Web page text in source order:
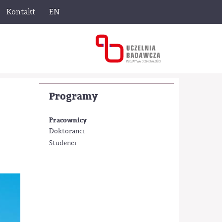
Kontakt EN
Programy
Pracownicy
Doktoranci
Studenci